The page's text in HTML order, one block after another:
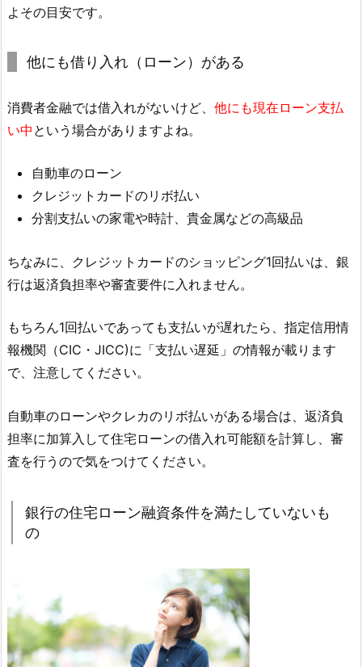
よその目安です。
他にも借り入れ（ローン）がある
消費者金融では借入れがないけど、 他にも現在ローン支払
い中 という場合がありますよね。
自動車のローン
クレジットカードのリボ払い
分割支払いの家電や時計、貴金属などの高級品
ちなみに、クレジットカードのショッピング1回払いは、銀
行は返済負担率や審査要件に入れません。
もちろん1回払いであっても支払いが遅れたら、指定信用情
報機関（CIC・JICC)に「支払い遅延」の情報が載ります
で、注意してください。
自動車のローンやクレカのリボ払いがある場合は、返済負
担率に加算入して住宅ローンの借入れ可能額を計算し、審
査を行うので気をつけてください。
銀行の住宅ローン融資条件を満たしていないも
の